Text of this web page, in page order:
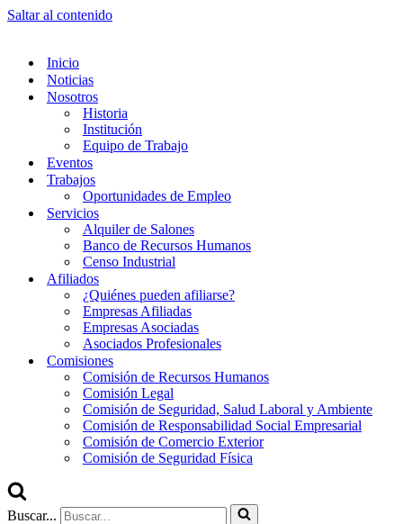
Saltar al contenido
Inicio
Noticias
Nosotros
Historia
Institución
Equipo de Trabajo
Eventos
Trabajos
Oportunidades de Empleo
Servicios
Alquiler de Salones
Banco de Recursos Humanos
Censo Industrial
Afiliados
¿Quiénes pueden afiliarse?
Empresas Afiliadas
Empresas Asociadas
Asociados Profesionales
Comisiones
Comisión de Recursos Humanos
Comisión Legal
Comisión de Seguridad, Salud Laboral y Ambiente
Comisión de Responsabilidad Social Empresarial
Comisión de Comercio Exterior
Comisión de Seguridad Física
Buscar...